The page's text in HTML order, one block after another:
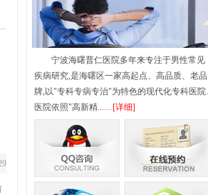
病 男性不育
宁波海曙普仁医院多年来专注于男性常见
疾病研究,是海曙区一家高起点、高品质、老品
牌,以"专科专病专治"为特色的现代化专科医院.
医院依照"高新精...…[详细]